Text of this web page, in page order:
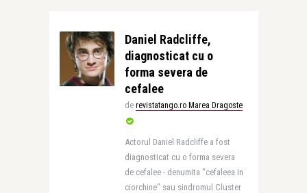
Daniel Radcliffe,
diagnosticat cu o
forma severa de
cefalee
de revistatango.ro Marea Dragoste
Actorul Daniel Radcliffe a fost
diagnosticat cu o forma severa
de cefalee - denumita "cefaleea in
ciorchine" sau sindromul Cluster